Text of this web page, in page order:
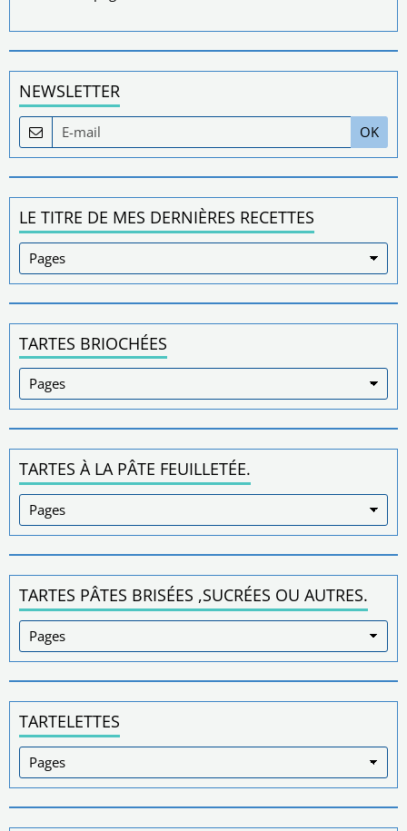
NEWSLETTER
OK
LE TITRE DE MES DERNIÈRES RECETTES
TARTES BRIOCHÉES
TARTES À LA PÂTE FEUILLETÉE.
TARTES PÂTES BRISÉES ,SUCRÉES OU AUTRES.
TARTELETTES